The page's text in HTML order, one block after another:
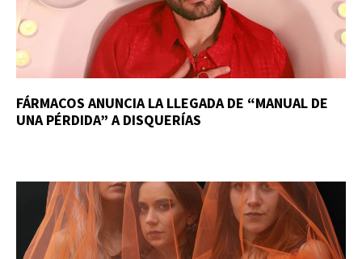
FÁRMACOS ANUNCIA LA LLEGADA DE “MANUAL DE
UNA PÉRDIDA” A DISQUERÍAS